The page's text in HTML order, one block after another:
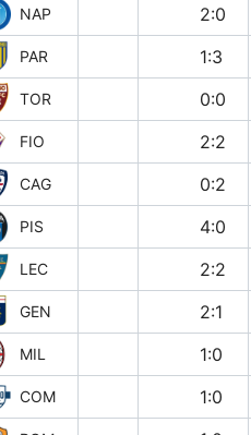
NAP 2:0
PAR 1:3
TOR 0:0
FIO 2:2
CAG
0:2
PIS 4:0
LEC 2:2
GEN 2:1
MIL 1:0
COM 1:0